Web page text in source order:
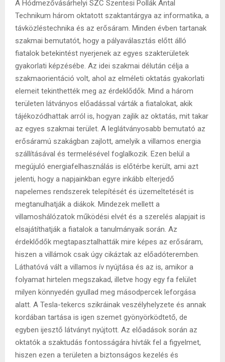
A Hódmezővásárhelyi SZC Szentesi Pollák Antal
Technikum három oktatott szaktantárgya az informatika, a
távközléstechnika és az erősáram. Minden évben tartanak
szakmai bemutatót, hogy a pályaválasztás előtt álló
fiatalok betekintést nyerjenek az egyes szakterületek
gyakorlati képzésébe. Az idei szakmai délután célja a
szakmaorientáció volt, ahol az elméleti oktatás gyakorlati
elemeit tekinthették meg az érdeklődők. Mind a három
területen látványos előadással várták a fiatalokat, akik
tájékozódhattak arról is, hogyan zajlik az oktatás, mit takar
az egyes szakmai terület. A leglátványosabb bemutató az
erősáramú szakágban zajlott, amelyik a villamos energia
szállításával és termelésével foglalkozik. Ezen belül a
megújuló energiafelhasználás is előtérbe került, ami azt
jelenti, hogy a napjainkban egyre inkább elterjedő
napelemes rendszerek telepítését és üzemeltetését is
megtanulhatják a diákok. Mindezek mellett a
villamoshálózatok működési elvét és a szerelés alapjait is
elsajátíthatják a fiatalok a tanulmányaik során. Az
érdeklődők megtapasztalhatták mire képes az erősáram,
hiszen a villámok csak úgy cikáztak az előadóteremben.
Láthatóvá vált a villamos ív nyújtása és az is, amikor a
folyamat hirtelen megszakad, illetve hogy egy fa felület
milyen könnyedén gyullad meg másodpercek leforgása
alatt. A Tesla-tekercs szikráinak veszélyhelyzete és annak
kordában tartása is igen szemet gyönyörködtető, de
egyben ijesztő látványt nyújtott. Az előadások során az
oktatók a szaktudás fontosságára hívták fel a figyelmet,
hiszen ezen a területen a biztonságos kezelés és